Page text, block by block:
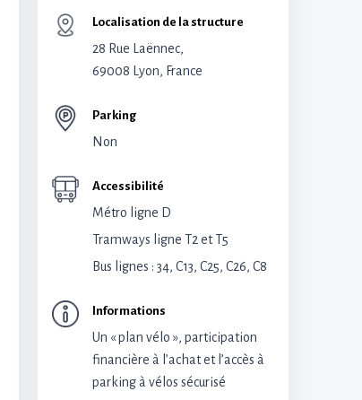
Localisation de la structure
28 Rue Laënnec,
69008 Lyon, France
Parking
Non
Accessibilité
Métro ligne D
Tramways ligne T2 et T5
Bus lignes : 34, C13, C25, C26, C8
Informations
Un « plan vélo », participation
financière à l’achat et l’accès à
parking à vélos sécurisé